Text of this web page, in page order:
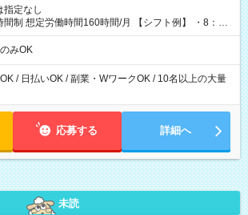
指定なし
定労働時間160時間/月 【シフト例】 ・8：00
みOK
/ 日払いOK / 副業・WワークOK / 10名以上の大量
応募する 詳細へ
未読